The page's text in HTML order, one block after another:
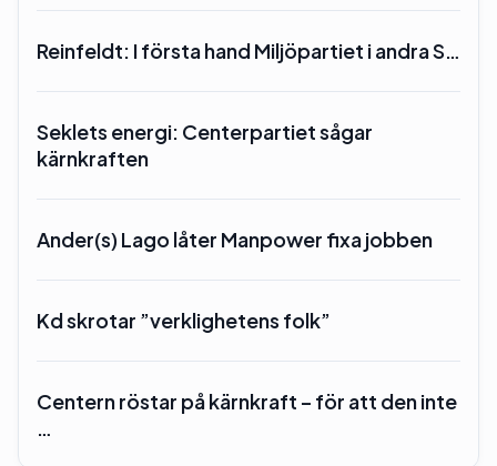
Reinfeldt: I första hand Miljöpartiet i andra S…
Seklets energi: Centerpartiet sågar
kärnkraften
Ander(s) Lago låter Manpower fixa jobben
Kd skrotar ”verklighetens folk”
Centern röstar på kärnkraft – för att den inte
…